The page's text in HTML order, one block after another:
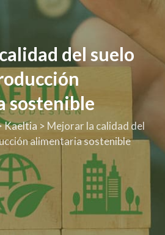
del suelo
sostenible
Kaeltia > Mejorar la calidad del
alimentaria sostenible